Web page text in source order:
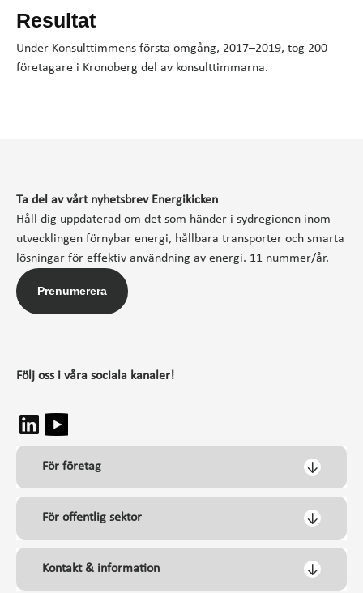
Resultat
Under Konsulttimmens första omgång, 2017–2019, tog 200
företagare i Kronoberg del av konsulttimmarna.
Ta del av vårt nyhetsbrev Energikicken
Håll dig uppdaterad om det som händer i sydregionen inom
utvecklingen förnybar energi, hållbara transporter och smarta
lösningar för effektiv användning av energi. 11 nummer/år.
Prenumerera
Följ oss i våra sociala kanaler!
För företag
För offentlig sektor
Kontakt & information